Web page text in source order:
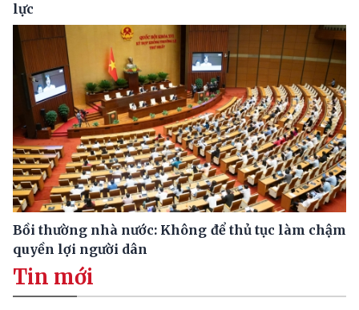
lực
Bồi thường nhà nước: Không để thủ tục làm chậm
quyền lợi người dân
Tin mới